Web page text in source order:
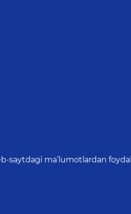
saytdagi ma’lumotlardan